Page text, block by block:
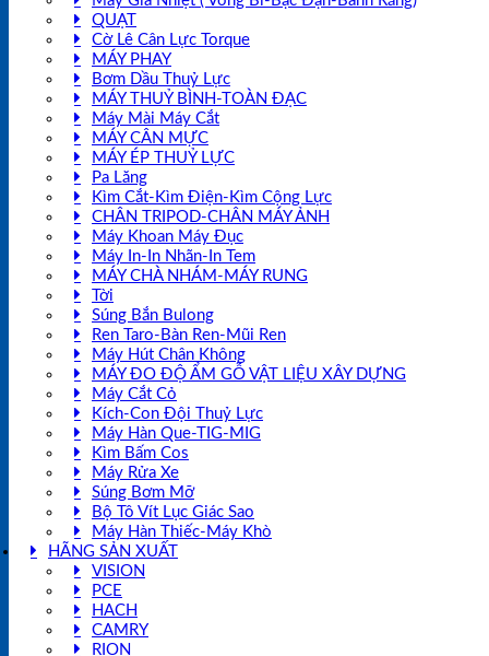
QUẠT
Cờ Lê Cân Lực Torque
MÁY PHAY
Bơm Dầu Thuỷ Lực
MÁY THUỶ BÌNH-TOÀN ĐẠC
Máy Mài Máy Cắt
MÁY CÂN MỰC
MÁY ÉP THUỶ LỰC
Pa Lăng
Kìm Cắt-Kìm Điện-Kìm Cộng Lực
CHÂN TRIPOD-CHÂN MÁY ẢNH
Máy Khoan Máy Đục
Máy In-In Nhãn-In Tem
MÁY CHÀ NHÁM-MÁY RUNG
Tời
Súng Bắn Bulong
Ren Taro-Bàn Ren-Mũi Ren
Máy Hút Chân Không
MÁY ĐO ĐỘ ẨM GỖ VẬT LIỆU XÂY DỰNG
Máy Cắt Cỏ
Kích-Con Đội Thuỷ Lực
Máy Hàn Que-TIG-MIG
Kìm Bấm Cos
Máy Rửa Xe
Súng Bơm Mỡ
Bộ Tô Vít Lục Giác Sao
Máy Hàn Thiếc-Máy Khò
HÃNG SẢN XUẤT
VISION
PCE
HACH
CAMRY
RION